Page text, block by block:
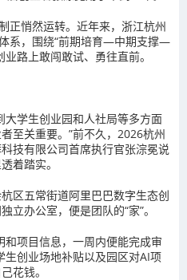
正悄然运转。近年来，浙江杭州
系，围绕“前期培育—中期支撑—
路上敢闯敢试、勇往直前。
大学生创业园和人社局等多方面
至关重要。”前不久，2026杭州
技有限公司首席执行官张淙冕说
着踏实。
区五常街道阿里巴巴数字生态创
立办公室，便是团队的“家”。
和项目信息，一周内便能完成审
生创业场地补贴以及园区对AI项
花钱。